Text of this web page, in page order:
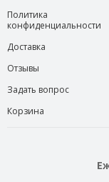
Политика
конфиденциальности
Доставка
Отзывы
Задать вопрос
Корзина